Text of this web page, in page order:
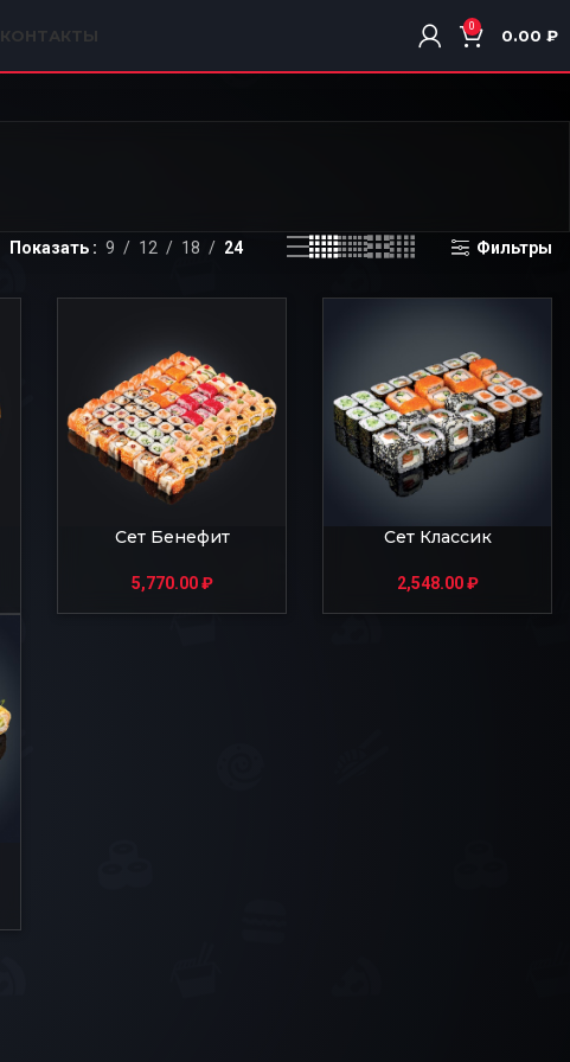
КОНТАКТЫ 0 0.00 ₽
Показать 9 12 18 24 Фильтры
Сет Бенефит
5,770.00₽
Сет Классик
2,548.00₽